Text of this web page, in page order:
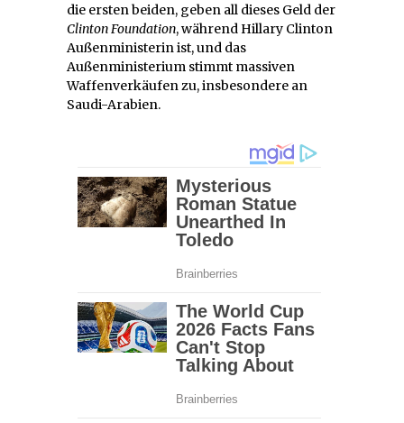
die ersten beiden, geben all dieses Geld der
Clinton Foundation, während Hillary Clinton
Außenministerin ist, und das
Außenministerium stimmt massiven
Waffenverkäufen zu, insbesondere an
Saudi-Arabien.